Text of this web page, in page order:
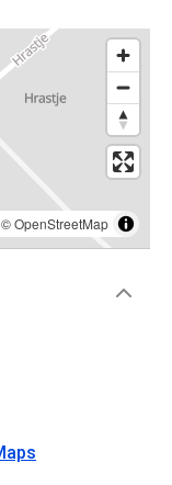
©OpenStreetMap